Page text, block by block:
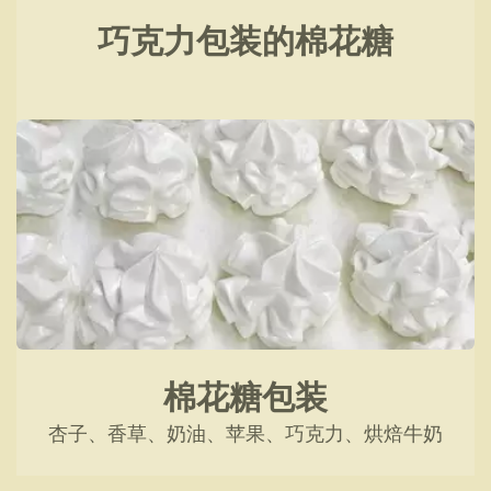
巧克力包装的棉花糖
棉花糖包装
杏子、香草、奶油、苹果、巧克力、烘焙牛奶